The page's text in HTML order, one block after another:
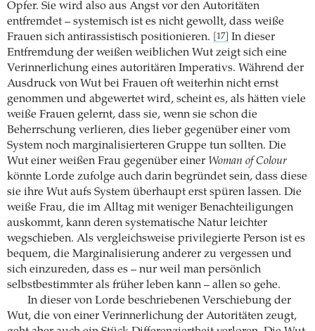
Opfer. Sie wird also aus Angst vor den Autoritäten
entfremdet – systemisch ist es nicht gewollt, dass weiße
Frauen sich antirassistisch positionieren.
[17]
In dieser
Entfremdung der weißen weiblichen Wut zeigt sich eine
Verinnerlichung eines autoritären Imperativs. Während der
Ausdruck von Wut bei Frauen oft weiterhin nicht ernst
genommen und abgewertet wird, scheint es, als hätten viele
weiße Frauen gelernt, dass sie, wenn sie schon die
Beherrschung verlieren, dies lieber gegenüber einer vom
System noch marginalisierteren Gruppe tun sollten. Die
Wut einer weißen Frau gegenüber einer Woman of Colour
könnte Lorde zufolge auch darin begründet sein, dass diese
sie ihre Wut aufs System überhaupt erst spüren lassen. Die
weiße Frau, die im Alltag mit weniger Benachteiligungen
auskommt, kann deren systematische Natur leichter
wegschieben. Als vergleichsweise privilegierte Person ist es
bequem, die Marginalisierung anderer zu vergessen und
sich einzureden, dass es – nur weil man persönlich
selbstbestimmter als früher leben kann – allen so gehe.
In dieser von Lorde beschriebenen Verschiebung der
Wut, die von einer Verinnerlichung der Autoritäten zeugt,